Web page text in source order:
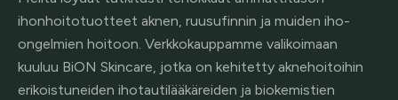
ihonhoitotuotteet aknen, ruusufinnin ja muiden iho-
ongelmien hoitoon. Verkkokauppamme valikoimaan
kuuluu BiON Skincare, jotka on kehitetty aknehoitoihin
erikoistuneiden ihotautilääkäreiden ja biokemistien